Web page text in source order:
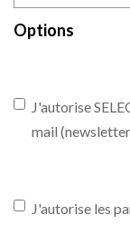
Options
J'autorise
mail
J'autorise les